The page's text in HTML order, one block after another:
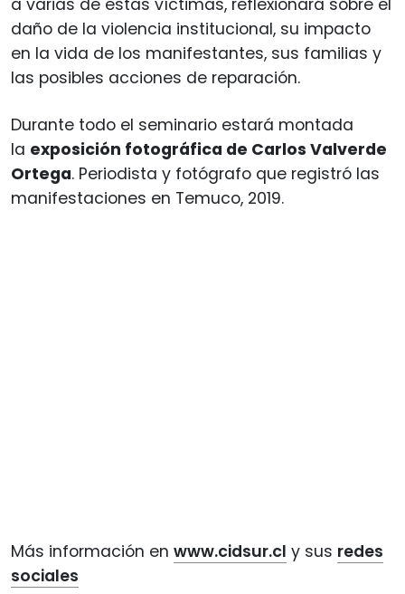
a varias de estas víctimas, reflexionará sobre el
daño de la violencia institucional, su impacto
en la vida de los manifestantes, sus familias y
las posibles acciones de reparación.
Durante todo el seminario estará montada
la exposición fotográfica de Carlos Valverde
Ortega. Periodista y fotógrafo que registró las
manifestaciones en Temuco, 2019.
Más información en www.cidsur.cl y sus redes
sociales